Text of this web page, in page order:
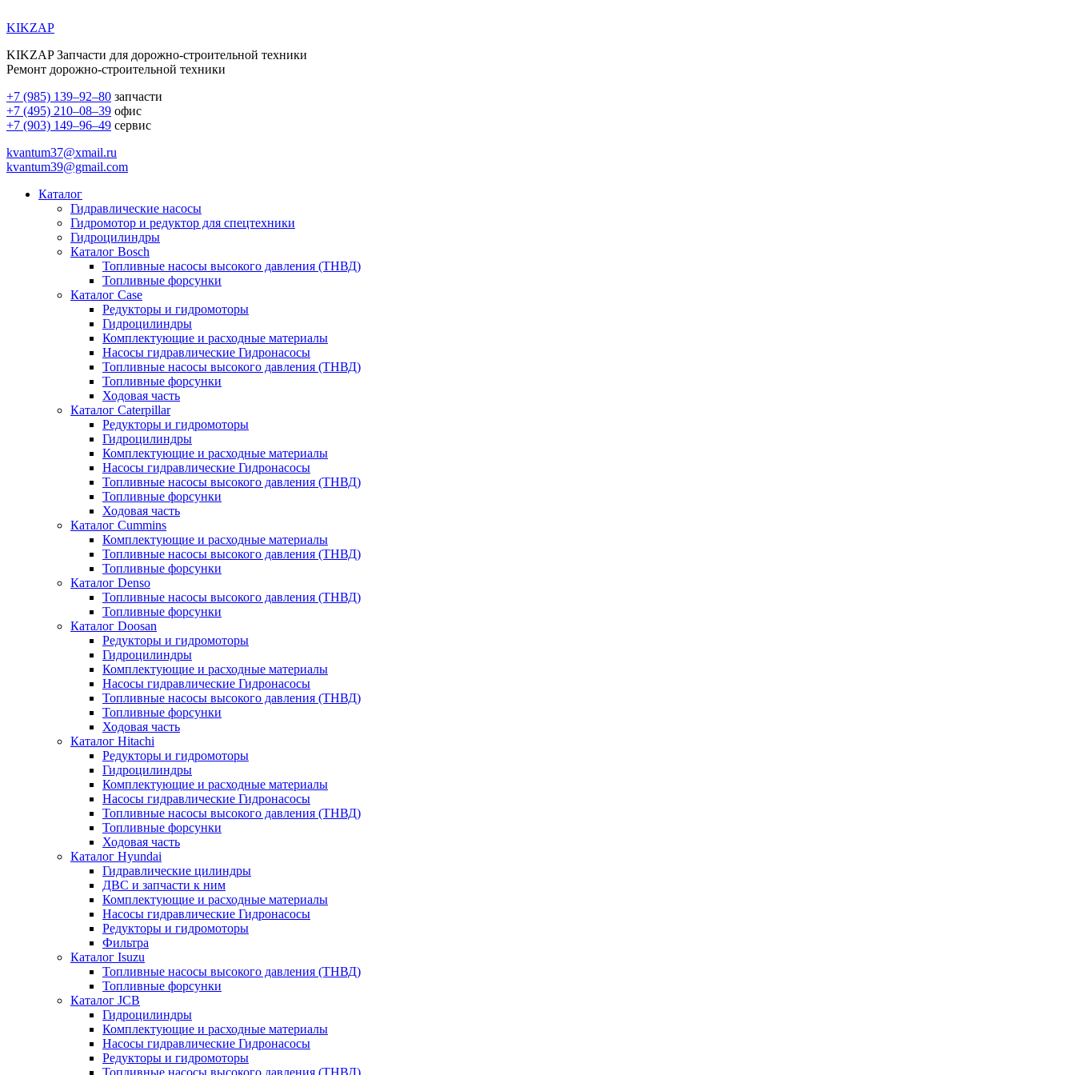
KIKZAP
KIKZAP Запчасти для дорожно-строительной техники
Ремонт дорожно-строительной техники
+7 (985) 139–92–80 запчасти
+7 (495) 210–08–39 офис
+7 (903) 149–96–49 сервис
kvantum37@xmail.ru
kvantum39@gmail.com
Каталог
Гидравлические насосы
Гидромотор и редуктор для спецтехники
Гидроцилиндры
Каталог Bosch
Топливные насосы высокого давления (ТНВД)
Топливные форсунки
Каталог Case
Редукторы и гидромоторы
Гидроцилиндры
Комплектующие и расходные материалы
Насосы гидравлические Гидронасосы
Топливные насосы высокого давления (ТНВД)
Топливные форсунки
Ходовая часть
Каталог Caterpillar
Редукторы и гидромоторы
Гидроцилиндры
Комплектующие и расходные материалы
Насосы гидравлические Гидронасосы
Топливные насосы высокого давления (ТНВД)
Топливные форсунки
Ходовая часть
Каталог Cummins
Комплектующие и расходные материалы
Топливные насосы высокого давления (ТНВД)
Топливные форсунки
Каталог Denso
Топливные насосы высокого давления (ТНВД)
Топливные форсунки
Каталог Doosan
Редукторы и гидромоторы
Гидроцилиндры
Комплектующие и расходные материалы
Насосы гидравлические Гидронасосы
Топливные насосы высокого давления (ТНВД)
Топливные форсунки
Ходовая часть
Каталог Hitachi
Редукторы и гидромоторы
Гидроцилиндры
Комплектующие и расходные материалы
Насосы гидравлические Гидронасосы
Топливные насосы высокого давления (ТНВД)
Топливные форсунки
Ходовая часть
Каталог Hyundai
Гидравлические цилиндры
ДВС и запчасти к ним
Комплектующие и расходные материалы
Насосы гидравлические Гидронасосы
Редукторы и гидромоторы
Фильтра
Каталог Isuzu
Топливные насосы высокого давления (ТНВД)
Топливные форсунки
Каталог JCB
Гидроцилиндры
Комплектующие и расходные материалы
Насосы гидравлические Гидронасосы
Редукторы и гидромоторы
Топливные насосы высокого давления (ТНВД)